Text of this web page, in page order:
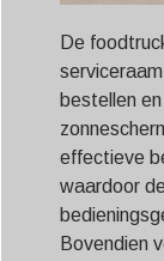
De
bestellen
effectieve
waardoor
Bovendien